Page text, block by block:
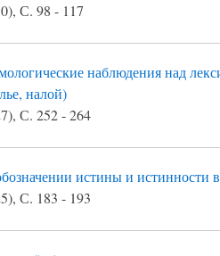
С. 98 - 117
наблюдения над
налой)
С. 252 - 264
истины и истинности
С. 183 - 193